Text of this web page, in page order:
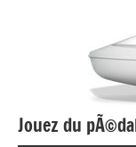
Jouez du